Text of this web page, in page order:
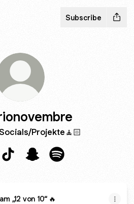
Subscribe
Projekte🧘🏻
„12 von 10“ 🔥